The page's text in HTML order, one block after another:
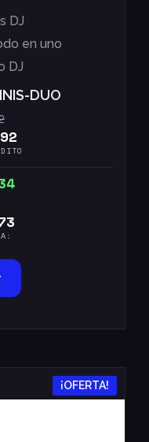
DJ
en uno
DJ
DUO
¡OFERTA!